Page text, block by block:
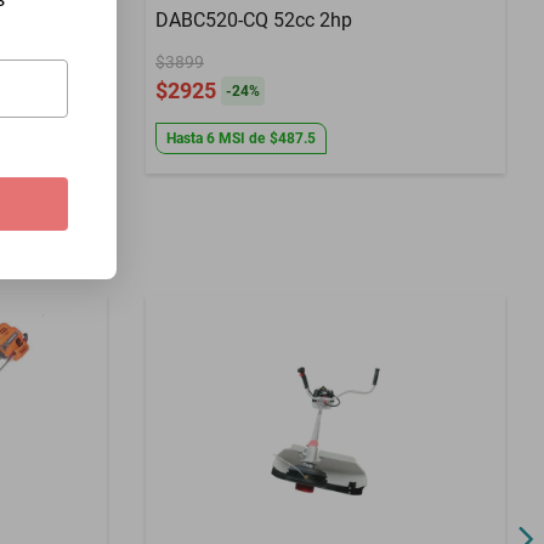
DABC520-CQ 52cc 2hp
$3899
$2925 -24%
Hasta 6 MSI de $487.5